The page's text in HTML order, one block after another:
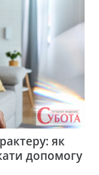
як
допомогу